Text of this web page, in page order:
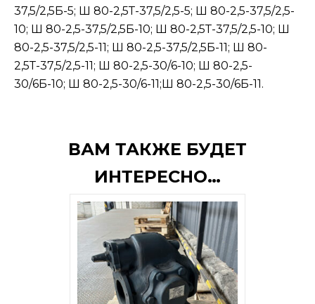
37,5/2,5Б-5; Ш 80-2,5Т-37,5/2,5-5; Ш 80-2,5-37,5/2,5-
10; Ш 80-2,5-37,5/2,5Б-10; Ш 80-2,5Т-37,5/2,5-10; Ш
80-2,5-37,5/2,5-11; Ш 80-2,5-37,5/2,5Б-11; Ш 80-
2,5Т-37,5/2,5-11; Ш 80-2,5-30/6-10; Ш 80-2,5-
30/6Б-10; Ш 80-2,5-30/6-11;Ш 80-2,5-30/6Б-11.
ВАМ ТАКЖЕ БУДЕТ
ИНТЕРЕСНО…